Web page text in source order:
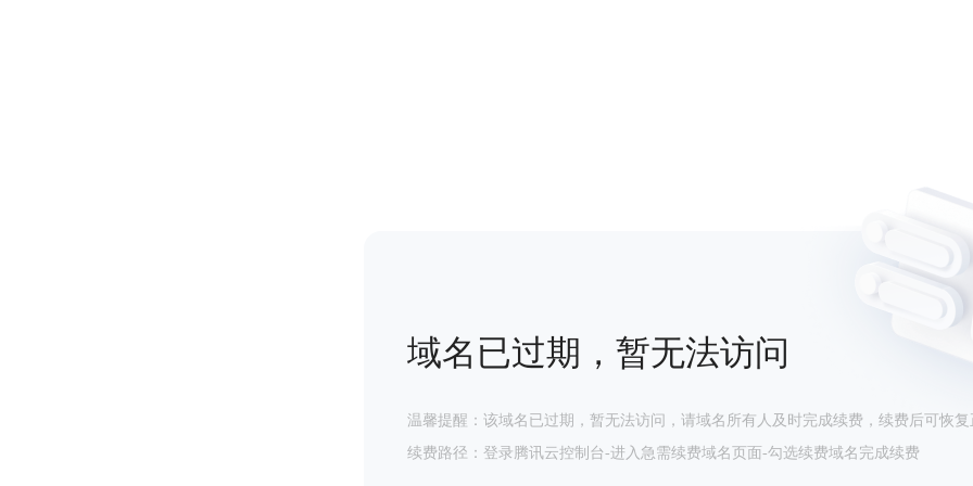
域名已过期，暂无法访问
温馨提醒：该域名已过期，暂无法访问，请域名所有人及时完成续费，续费后可恢复
续费路径：登录腾讯云控制台-进入急需续费域名页面-勾选续费域名完成续费